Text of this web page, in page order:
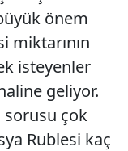
önem
miktarının
isteyenler
geliyor.
sorusu çok
Rublesi kaç